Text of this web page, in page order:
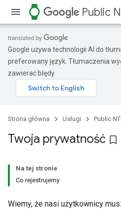
watch Public
Google używa technologii AI do
preferowany język. Tłumaczenia
zawierać błędy.
Strona główna Usługi Public
Twoja prywatność bookmark_border
Na tej stronie
Co rejestrujemy
Wiemy, że nasi użytkownicy